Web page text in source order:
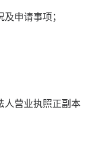
申请事项；
营业执照正副本